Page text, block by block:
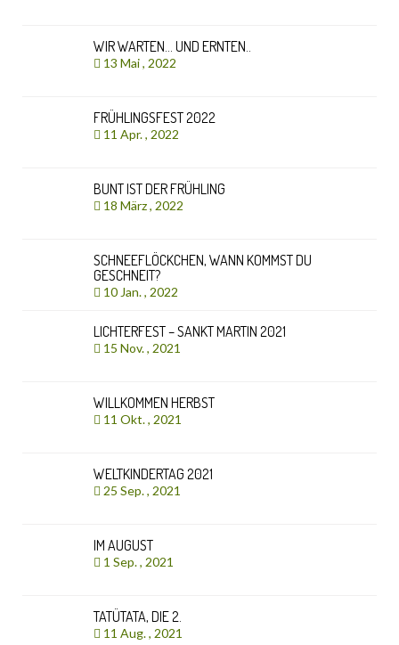
WIR WARTEN… UND ERNTEN..
13 Mai , 2022
FRÜHLINGSFEST 2022
11 Apr. , 2022
BUNT IST DER FRÜHLING
18 März , 2022
SCHNEEFLÖCKCHEN, WANN KOMMST DU
GESCHNEIT?
10 Jan. , 2022
LICHTERFEST – SANKT MARTIN 2021
15 Nov. , 2021
WILLKOMMEN HERBST
11 Okt. , 2021
WELTKINDERTAG 2021
25 Sep. , 2021
IM AUGUST
1 Sep. , 2021
TATÜTATA, DIE 2.
11 Aug. , 2021